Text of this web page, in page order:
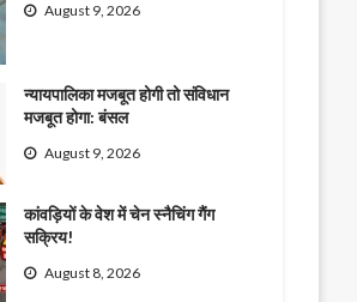
August 9, 2026
न्यायपालिका मजबूत होगी तो संविधान
मजबूत होगा: बंसल
August 9, 2026
कांवड़ियों के वेश में चेन स्नैचिंग गैंग
सक्रिय!
August 8, 2026